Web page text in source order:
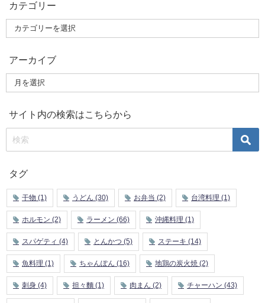
カテゴリー
アーカイブ
サイト内の検索はこちらから
タグ
干物 (1) うどん (30) お弁当 (2) 台湾料理 (1)
ホルモン (2) ラーメン (66) 沖縄料理 (1)
スパゲティ (4) とんかつ (5) ステーキ (14)
魚料理 (1) ちゃんぽん (16) 地鶏の炭火焼 (2)
刺身 (4) 担々麵 (1) 肉まん (2) チャーハン (43)